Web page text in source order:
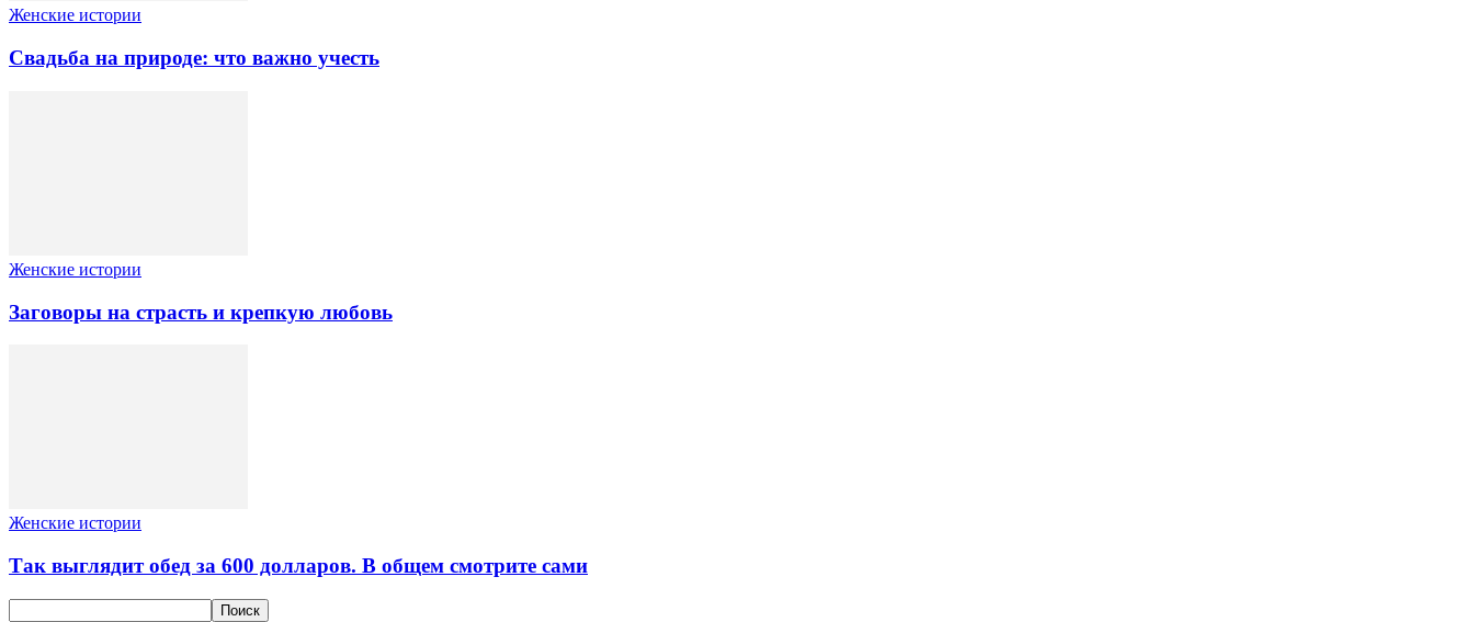
Женские истории
Свадьба на природе: что важно учесть
Женские истории
Заговоры на страсть и крепкую любовь
Женские истории
Так выглядит обед за 600 долларов. В общем смотрите сами